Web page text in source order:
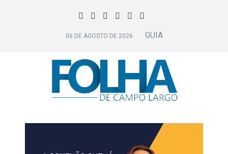
06 DE AGOSTO DE 2026 GUIA